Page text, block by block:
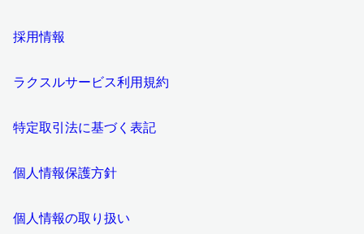
採用情報
ラクスルサービス利用規約
特定取引法に基づく表記
個人情報保護方針
個人情報の取り扱い